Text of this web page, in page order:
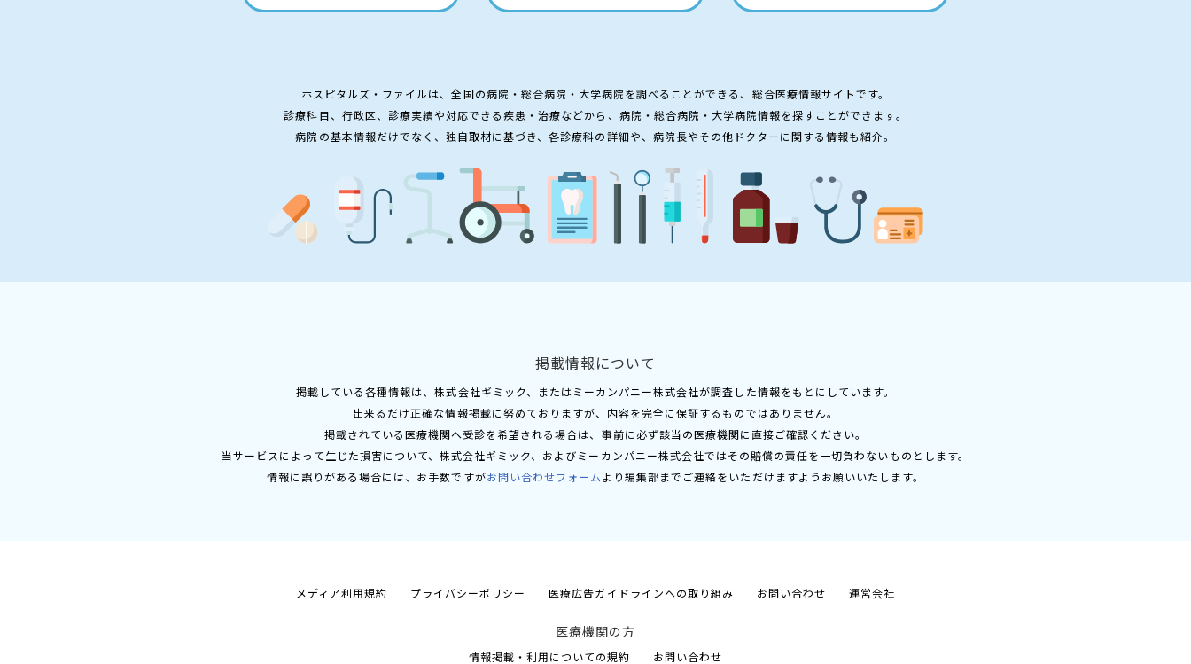
ホスピタルズ・ファイルは、全国の病院・総合病院・大学病院を調べることができる、総合医療情報サイトです。
診療科目、行政区、診療実績や対応できる疾患・治療などから、病院・総合病院・大学病院情報を探すことができます。
病院の基本情報だけでなく、独自取材に基づき、各診療科の詳細や、病院長やその他ドクターに関する情報も紹介。
掲載情報について
掲載している各種情報は、株式会社ギミック、またはミーカンパニー株式会社が調査した情報をもとにしています。
出来るだけ正確な情報掲載に努めておりますが、内容を完全に保証するものではありません。
掲載されている医療機関へ受診を希望される場合は、事前に必ず該当の医療機関に直接ご確認ください。
当サービスによって生じた損害について、株式会社ギミック、およびミーカンパニー株式会社ではその賠償の責任を一切負わないものとします。
情報に誤りがある場合には、お手数ですがお問い合わせフォームより編集部までご連絡をいただけますようお願いいたします。
メディア利用規約 プライバシーポリシー 医療広告ガイドラインへの取り組み お問い合わせ 運営会社
医療機関の方
情報掲載・利用についての規約 お問い合わせ